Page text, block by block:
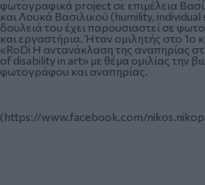
φωτογραφικά project σε επιμέλεια
και Λουκά Βασιλικού (humility,
δουλειά του έχει παρουσιαστεί σε
και εργαστήρια. Ήταν ομιλητής στο 1ο
«RoDi Η αντανάκλαση της αναπηρίας
of disability in art» με θέμα ομιλίας την
φωτογράφου και αναπηρίας.
(https://www.facebook.com/